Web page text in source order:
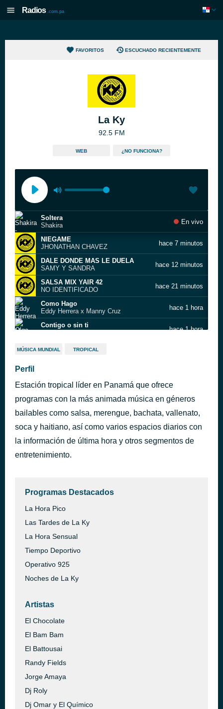
Radios .com.pa
FAVORITOS ESCUCHADO RECIENTEMENTE
La Ky
92.5 FM
WEB ¿NO FUNCIONA?
Soltera
Shakira
En vivo
NIEGAME
JHONATHAN CHAVEZ
hace 7 minutos
DALE DONDE MAS LE DUELA
SAMY Y SANDRA
hace 12 minutos
SALSA MIX YAIR 42
NO IDENTIFICADO
hace 21 minutos
Como Hago
Eddy Herrera x Manny Cruz
hace 1 hora
Contigo o sin ti
hace 1 hora
ENSE?AME
No voy a volver a llorar
Ramón Orlando
SALSA MIX 23
hace 4 horas
MÚSICA MUNDIAL TROPICAL
Perfil
Estación tropical líder en Panamá que ofrece
programas con la más animada música en géneros
bailables como salsa, merengue, bachata, vallenato,
soca y haitiano, así como varios espacios diarios con
la información de última hora y otros segmentos de
entretenimiento.
Programas Destacados
La Hora Pico
Las Tardes de La Ky
La Hora Sensual
Tiempo Deportivo
Operativo 925
Noches de La Ky
Artistas
El Chocolate
El Bam Bam
El Battousai
Randy Fields
Jorge Amaya
Dj Roly
Dj Omar y El Químico